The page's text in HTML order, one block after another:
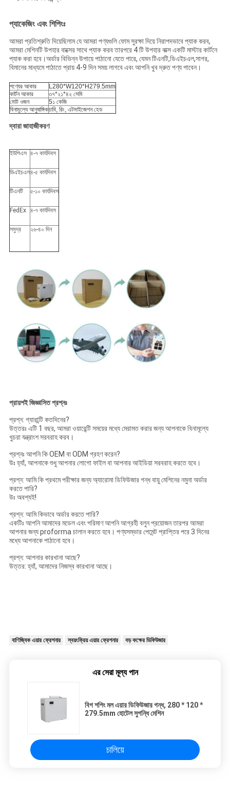
প্যাকেজিং এবং শিপিংঃ
আমরা প্রতিশ্রুতি দিয়েছিলাম যে আমরা পণ্যগুলি ফোম সুরক্ষা দিয়ে নিরাপদভাবে প্যাক করব,
আমরা মেশিনটি উপহার বাক্সের সাথে প্যাক করব তারপরে 4 টি উপহার বাক্স একটি মাস্টার কার্টনে
প্যাক করা হবে।অর্ডার বিভিন্ন উপায়ে পাঠানো যেতে পারে, যেমন টিএনটি,ডিএইচএল,সাগর,
বিমানের মাধ্যমে পাঠাতে প্রায় 4-9 দিন সময় লাগবে এবং আপনি খুব দ্রুত পণ্য পাবেন।
পণ্যের আকার
L280*W120*H279.5mm
কার্টন আকার
৩৭*২১*৪২ সেমি
মোট ওজন
5১ কেজি
বিনামূল্যে আনুষাঙ্গিকচাবি, রিং, এটমাইজেশন হেড
দ্বারা জাহাজীকরণ
ইউপিএস ৪-৭ কার্যদিবস
ডিএইচএল৪-৫ কার্যদিবস
টিএনটি ৫-১০ কার্যদিবস
FedEx ৪-৭ কার্যদিবস
সমুদ্র ২৬-৪০ দিন
প্রায়শই জিজ্ঞাসিত প্রশ্নঃ
প্রশ্ন: গ্যারান্টি কতদিনের?
উত্তরঃ এটি 1 বছর, আমরা ওয়ারেন্টি সময়ের মধ্যে মেরামত করার জন্য আপনাকে বিনামূল্যে
খুচরা যন্ত্রাংশ সরবরাহ করব।
প্রশ্নঃ আপনি কি OEM বা ODM গ্রহণ করেন?
উঃ হ্যাঁ, আপনাকে শুধু আপনার লোগো ফাইল বা আপনার আইডিয়া সরবরাহ করতে হবে।
প্রশ্ন: আমি কি প্রথমে পরীক্ষার জন্য অ্যারোমা ডিফিউজার গন্ধ বায়ু মেশিনের নমুনা অর্ডার
করতে পারি?
উঃ অবশ্যই!
প্রশ্ন: আমি কিভাবে অর্ডার করতে পারি?
একটিঃ আপনি আমাদের মডেল এবং পরিমাণ আপনি আগ্রহী বলুন প্রয়োজন তারপর আমরা
আপনার জন্য proforma চালান করতে হবে। পণ্যসম্ভার পেমেন্ট প্রাপ্তির পরে 3 দিনের
মধ্যে আপনাকে পাঠানো হবে।
প্রশ্ন: আপনার কারখানা আছে?
উত্তর: হ্যাঁ, আমাদের নিজস্ব কারখানা আছে।
বাণিজ্যিক এয়ার ফ্রেশনার স্বয়ংক্রিয় এয়ার ফ্রেশনার বড় কক্ষের ডিফিউজার
এর সেরা মূল্য পান
বিগ শপিং মল এয়ার ডিফিউজার গন্ধ, 280 * 120 *
279.5mm হোটেল সুগন্ধি মেশিন
চালিয়ে